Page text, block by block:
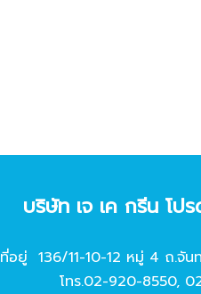
บริษัท เจ เค กรีน โป
ที่อยู่ 136/11-10-12 หมู่ 4 ถ.จัน
โทร.02-920-8550,